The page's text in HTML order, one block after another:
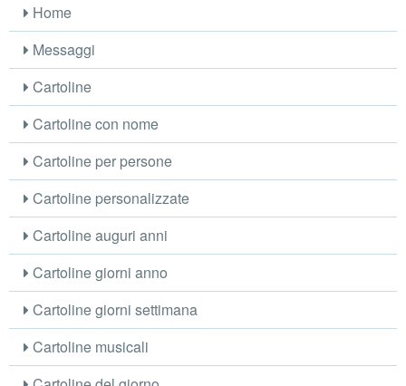
Home
Messaggi
Cartoline
Cartoline con nome
Cartoline per persone
Cartoline personalizzate
Cartoline auguri anni
Cartoline giorni anno
Cartoline giorni settimana
Cartoline musicali